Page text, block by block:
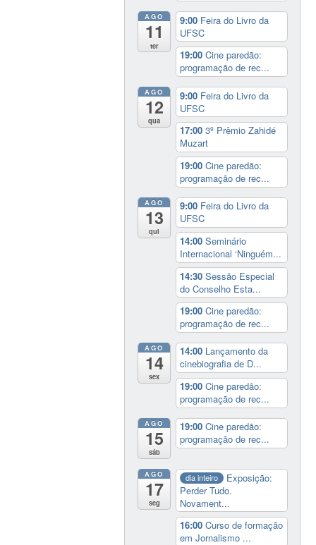
AGO
11
ter
9:00 Feira do Livro da
UFSC
19:00Cine paredão:
programação de rec...
AGO
12
qua
9:00 Feira do Livro da
UFSC
17:003º Prêmio Zahidé
Muzart
19:00Cine paredão:
programação de rec...
AGO
13
qui
9:00 Feira do Livro da
UFSC
14:00Seminário
Internacional ‘Ninguém...
14:30Sessão Especial
do Conselho Esta...
19:00Cine paredão:
programação de rec...
AGO
14
sex
14:00 Lançamento da
cinebiografia de D...
19:00Cine paredão:
programação de rec...
AGO
15
sáb
19:00Cine paredão:
programação de rec...
AGO
17
seg
dia inteiro
Exposição:
Perder Tudo.
Novament...
16:00Curso de formação
em Jornalismo ...